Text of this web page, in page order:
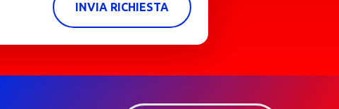
INVIA RICHIESTA